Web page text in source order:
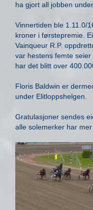
ha gjort all jobben
Vinnertiden ble 1.11.0/
kroner i førstepremie.
Vainqueur R.P.
var hestens femte
har det blitt over
Floris Baldwin er
under Elitloppshelgen.
Gratulasjoner sendes
alle solemerker har